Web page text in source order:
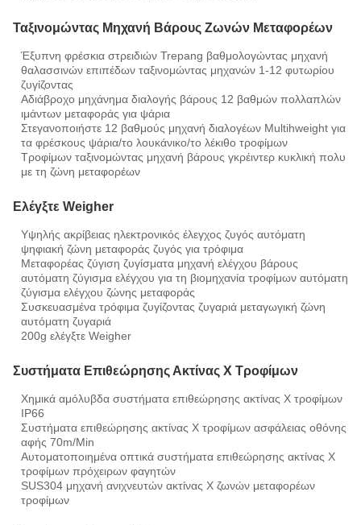
Ταξινομώντας Μηχανή Βάρους Ζωνών Μεταφορέων
Έξυπνη φρέσκια στρειδιών Trepang βαθμολογώντας μηχανή
θαλασσινών επιπέδων ταξινομώντας μηχανών 1-12 φυτωρίου
ζυγίζοντας
Αδιάβροχο μηχάνημα διαλογής βάρους 12 βαθμών πολλαπλών
ιμάντων μεταφοράς για ψάρια
Στεγανοποιήστε 12 βαθμούς μηχανή διαλογέων Multihweight για
τα φρέσκους ψάρια/το λουκάνικο/το λέκιθο τροφίμων
Τροφίμων ταξινομώντας μηχανή βάρους γκρέιντερ κυκλική πολυ
με τη ζώνη μεταφορέων
Ελέγξτε Weigher
Υψηλής ακρίβειας ηλεκτρονικός έλεγχος ζυγός αυτόματη
ψηφιακή ζώνη μεταφοράς ζυγός για τρόφιμα
Μεταφορέας ζύγιση ζυγίσματα μηχανή ελέγχου βάρους
αυτόματη ζύγισμα ελέγχου για τη βιομηχανία τροφίμων αυτόματη
ζύγισμα ελέγχου ζώνης μεταφοράς
Συσκευασμένα τρόφιμα ζυγίζοντας ζυγαριά μεταγωγική ζώνη
αυτόματη ζυγαριά
200g ελέγξτε Weigher
Συστήματα Επιθεώρησης Ακτίνας X Τροφίμων
Χημικά αμόλυβδα συστήματα επιθεώρησης ακτίνας X τροφίμων
IP66
Συστήματα επιθεώρησης ακτίνας X τροφίμων ασφάλειας οθόνης
αφής 70m/Min
Αυτοματοποιημένα οπτικά συστήματα επιθεώρησης ακτίνας X
τροφίμων πρόχειρων φαγητών
SUS304 μηχανή ανιχνευτών ακτίνας X ζωνών μεταφορέων
τροφίμων